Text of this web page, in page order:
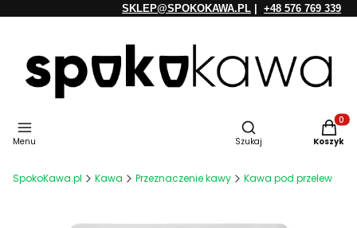
SKLEP@SPOKOKAWA.PL +48 576 769 339
Menu
Otwórz wyszukiwarkę
Szukaj Koszyk
SpokoKawa.pl Kawa Przeznaczenie kawy Kawa pod przelew